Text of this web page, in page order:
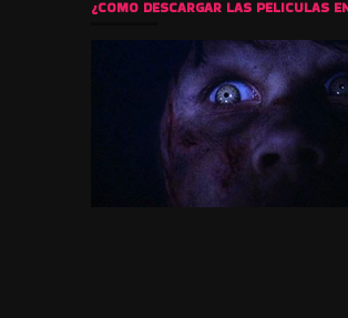
¿COMO DESCARGAR LAS PELICULAS